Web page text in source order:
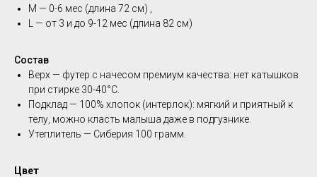
М — 0-6 мес (длина 72 см) ,
L — от 3 и до 9-12 мес (длина 82 см)
Состав
Верх — футер с начесом премиум качества: нет катышков
при стирке 30-40°C.
Подклад — 100% хлопок (интерлок): мягкий и приятный к
телу, можно класть малыша даже в подгузнике.
Утеплитель — Сиберия 100 грамм.
Цвет